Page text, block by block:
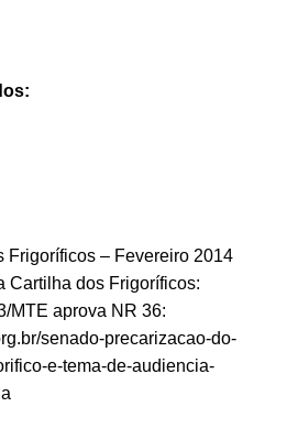
Frigoríficos – Fevereiro 2014
Cartilha dos Frigoríficos:
MTE aprova NR 36:
senado-precarizacao-do-
e-tema-de-audiencia-